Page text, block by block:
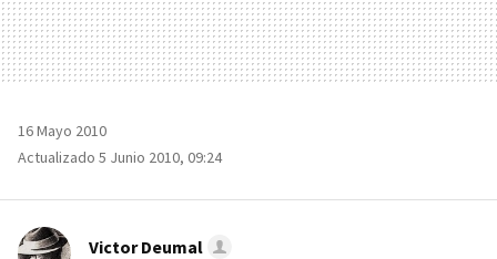
16 Mayo 2010
Actualizado 5 Junio 2010, 09:24
Victor Deumal